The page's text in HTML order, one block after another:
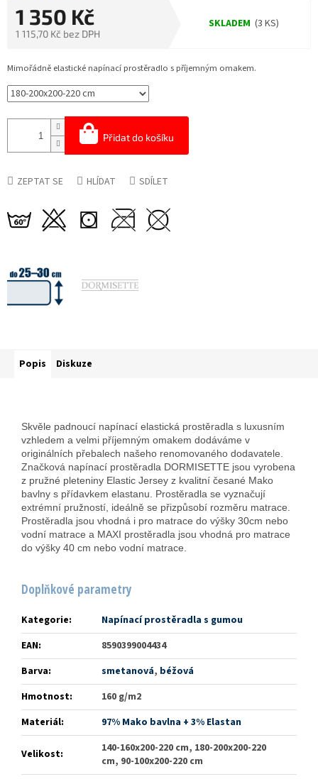
1 350 Kč
1 115,70 Kč bez DPH
cena:
SKLADEM (3 KS)
Přidat do košíku
Mimořádně elastické napínací prostěradlo s příjemným omakem.
ZEPTAT SE HLÍDAT SDÍLET
Popis Diskuze
Skvěle padnoucí napínací elastická prostěradla s luxusním
vzhledem a velmi příjemným omakem dodáváme v
originálních přebalech našeho renomovaného dodavatele.
Značková napínací prostěradla DORMISETTE jsou vyrobena
z pružné pleteniny Elastic Jersey z kvalitní česané Mako
bavlny s přídavkem elastanu. Prostěradla se vyznačují
extrémní pružností, ideálně se přizpůsobí rozměru matrace.
Prostěradla jsou vhodná i pro matrace do výšky 30cm nebo
vodní matrace a MAXI prostěradla jsou vhodná pro matrace
do výšky 40 cm nebo vodní matrace.
Doplňkové parametry
Kategorie:
Napínací prostěradla s gumou
EAN:
8590399004434
Barva: smetanová, béžová
Hmotnost:
160 g/m2
Materiál: 97% Mako bavlna + 3% Elastan
Velikost:
140-160x200-220 cm, 180-200x200-220
cm, 90-100x200-220 cm